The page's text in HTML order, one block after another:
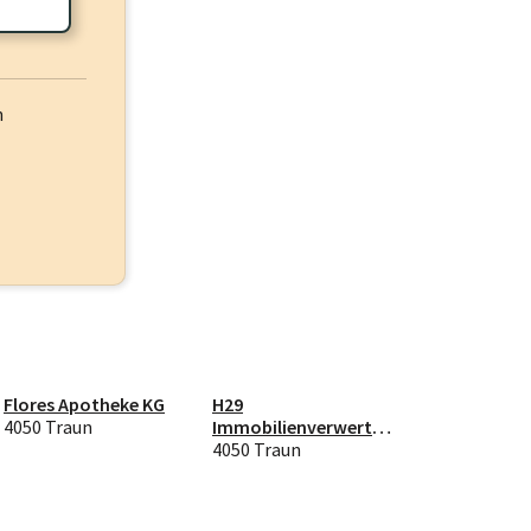
Flores Apotheke KG
4050 Traun
H29
Immobilienverwertun
g OG
4050 Traun